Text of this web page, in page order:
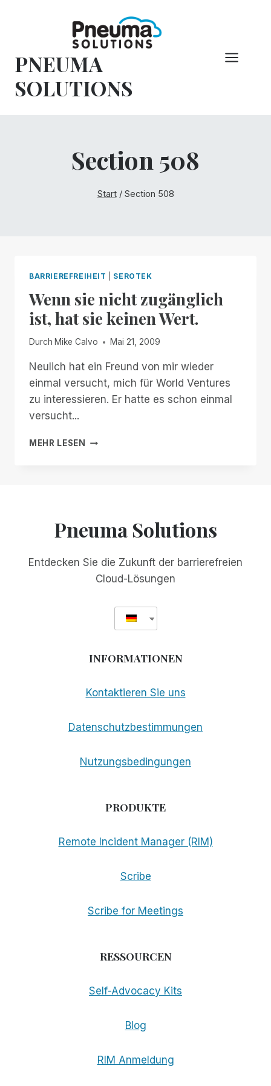
PNEUMA
SOLUTIONS
Section 508
Start / Section 508
BARRIEREFREIHEIT SEROTEK
Wenn sie nicht zugänglich
ist, hat sie keinen Wert.
Durch Mike Calvo Mai 21, 2009
Neulich hat ein Freund von mir wieder
einmal versucht, mich für World Ventures
zu interessieren. Er hatte es schon einmal
versucht...
MEHR LESEN
WENN
KEINEN
Pneuma Solutions
Entdecken Sie die Zukunft der barrierefreien
Cloud-Lösungen
INFORMATIONEN
Kontaktieren Sie uns
Datenschutzbestimmungen
Nutzungsbedingungen
PRODUKTE
Remote Incident Manager (RIM)
Scribe
Scribe for Meetings
RESSOURCEN
Self-Advocacy Kits
Blog
RIM Anmeldung